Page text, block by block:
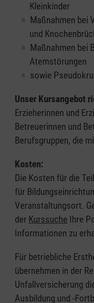
Kleinkinder
Maßnahmen bei
und
Maßnahmen bei
Atemstörungen
sowie
Unser Kursangebot
Erzieherinnen und
Betreuerinnen und
Berufsgruppen, die
Kosten:
Die Kosten für die
für
Veranstaltungsort.
der Kurssuche Ihre
Informationen zu
Für betriebliche
übernehmen in der
Unfallversicherung
Ausbildung und -